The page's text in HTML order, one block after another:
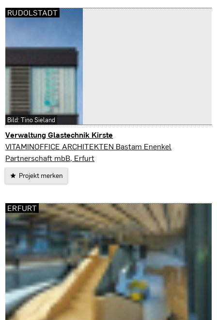
Verwaltung Glastechnik Kirste
Rudolstadt
VITAMINOFFICE ARCHITEKTEN Bastam Enenkel
Partnerschaft mbB, Erfurt
Projekt merken
RUDOLSTADT
Bild: Tino Sieland
ERFURT